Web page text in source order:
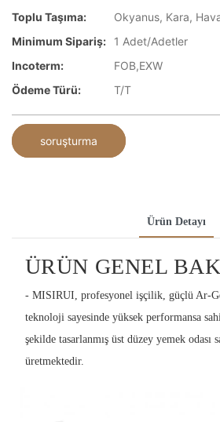
Toplu Taşıma:
Okyanus, Kara,
Minimum Sipariş:
1 Adet/Adetler
Incoterm:
FOB,EXW
Ödeme Türü:
T/T
soruşturma
Ürün Detayı
ÜRÜN GENEL
- MISIRUI, profesyonel işçilik, güçlü Ar-
teknoloji sayesinde yüksek performansa
şekilde tasarlanmış üst düzey yemek odası
üretmektedir.